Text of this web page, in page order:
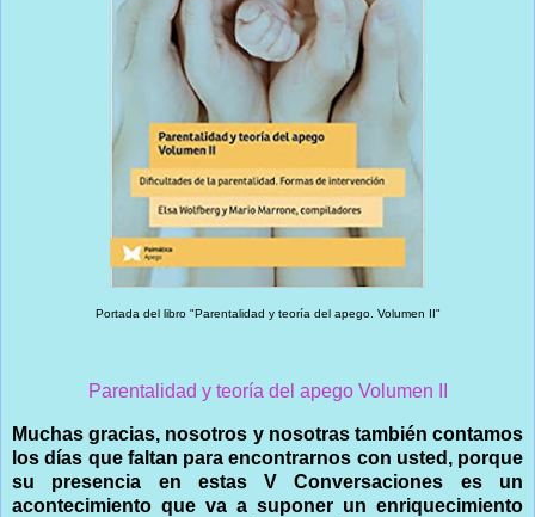
Portada del libro "Parentalidad y teoría del apego. Volumen II"
Parentalidad y teoría del apego Volumen II
Muchas gracias, nosotros y nosotras también contamos
los días que faltan para encontrarnos con usted, porque
su presencia en estas V Conversaciones es un
acontecimiento que va a suponer un enriquecimiento